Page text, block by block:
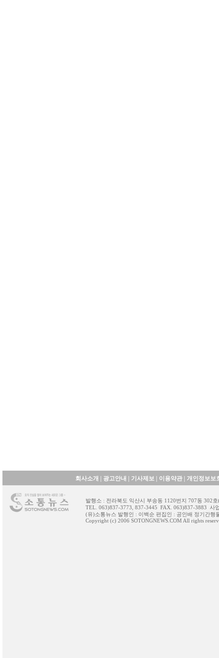
회사소개 광고안내 기사제보| 이용약관| 개인정보보
발행소 : 전라북도 익산시 부송동 1120번지 707동 302
TEL. 063)837-3773, 837-3445 FAX. 063)837-3883 사
(유)소통뉴스 발행인 : 이백순 편집인 : 공인배 정기간행
Copyright (c) 2006 SOTONGNEWS.COM All rights